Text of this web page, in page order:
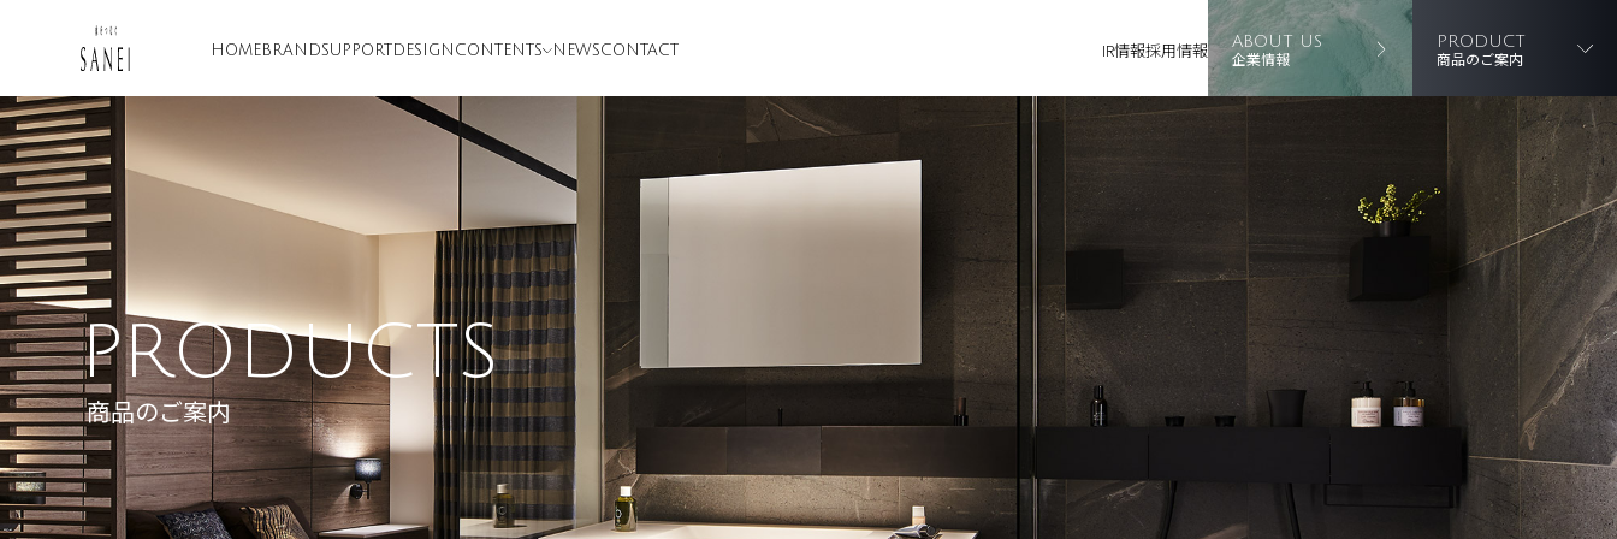
HOME BRANDSUPPORT DESIGN CONTENTS NEWSCONTACT IR情報採用情報 ABOUT US
企業情報
PRODUCT
商品のご案内
PRODUCTS
商品のご案内